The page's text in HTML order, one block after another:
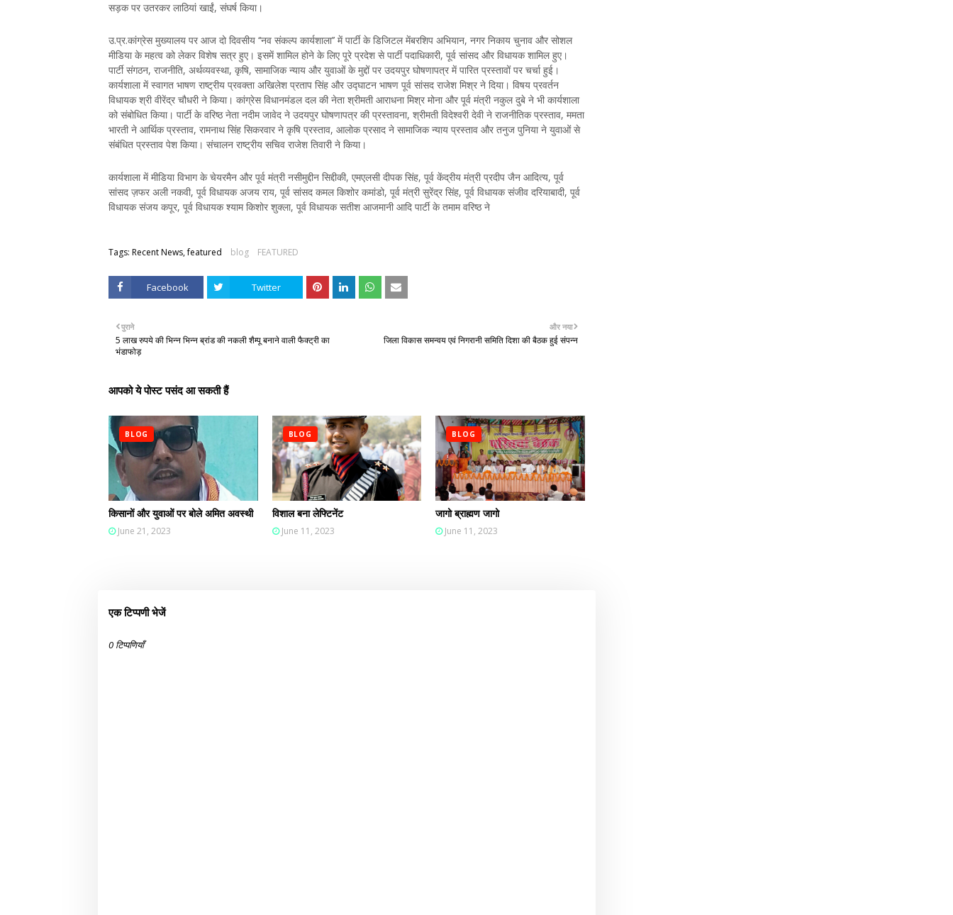
सड़क पर उतरकर लाठियां खाईं, संघर्ष किया।
उ.प्र.कांग्रेस मुख्यालय पर आज दो दिवसीय ‘‘नव संकल्प कार्यशाला’’ में पार्टी के डिजिटल मेंबरशिप अभियान, नगर निकाय चुनाव और सोशल
मीडिया के महत्व को लेकर विशेष सत्र हुए। इसमें शामिल होने के लिए पूरे प्रदेश से पार्टी पदाधिकारी, पूर्व सांसद और विधायक शामिल हुए।
पार्टी संगठन, राजनीति, अर्थव्यवस्था, कृषि, सामाजिक न्याय और युवाओं के मुद्दों पर उदयपुर घोषणापत्र में पारित प्रस्तावों पर चर्चा हुई।
कार्यशाला में स्वागत भाषण राष्ट्रीय प्रवक्ता अखिलेश प्रताप सिंह और उद्घाटन भाषण पूर्व सांसद राजेश मिश्र ने दिया। विषय प्रवर्तन
विधायक श्री वीरेंद्र चौधरी ने किया। कांग्रेस विधानमंडल दल की नेता श्रीमती आराधना मिश्र मोना और पूर्व मंत्री नकुल दुबे ने भी कार्यशाला
को संबोधित किया। पार्टी के वरिष्ठ नेता नदीम जावेद ने उदयपुर घोषणापत्र की प्रस्तावना, श्रीमती विदेश्वरी देवी ने राजनीतिक प्रस्ताव, ममता
भारती ने आर्थिक प्रस्ताव, रामनाथ सिंह सिकरवार ने कृषि प्रस्ताव, आलोक प्रसाद ने सामाजिक न्याय प्रस्ताव और तनुज पुनिया ने युवाओं से
संबंधित प्रस्ताव पेश किया। संचालन राष्ट्रीय सचिव राजेश तिवारी ने किया।
कार्यशाला में मीडिया विभाग के चेयरमैन और पूर्व मंत्री नसीमुद्दीन सिद्दीकी, एमएलसी दीपक सिंह, पूर्व केंद्रीय मंत्री प्रदीप जैन आदित्य, पूर्व
सांसद ज़फर अली नकवी, पूर्व विधायक अजय राय, पूर्व सांसद कमल किशोर कमांडो, पूर्व मंत्री सुरेंद्र सिंह, पूर्व विधायक संजीव दरियाबादी, पूर्व
विधायक संजय कपूर, पूर्व विधायक श्याम किशोर शुक्ला, पूर्व विधायक सतीश आजमानी आदि पार्टी के तमाम वरिष्ठ ने
Tags: Recent News, featured blog FEATURED
Facebook Twitter
और नया
जिला विकास समन्वय एवं निगरानी समिति दिशा की बैठक हुई संपन्न
पुराने
5 लाख रुपये की भिन्न भिन्न ब्रांड की नकली शैम्पू बनाने वाली फैक्ट्री का
भंडाफोड़
आपको ये पोस्ट पसंद आ सकती हैं
BLOG
किसानों और युवाओं पर बोले अमित अवस्थी
June 21, 2023
BLOG
विशाल बना लेफ्टिनेंट
June 11, 2023
BLOG
जागो ब्राह्मण जागो
June 11, 2023
एक टिप्पणी भेजें
0 टिप्पणियाँ